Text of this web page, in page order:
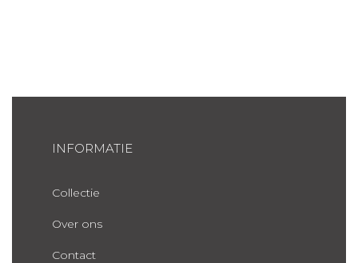
INFORMATIE
Collectie
Over ons
Contact